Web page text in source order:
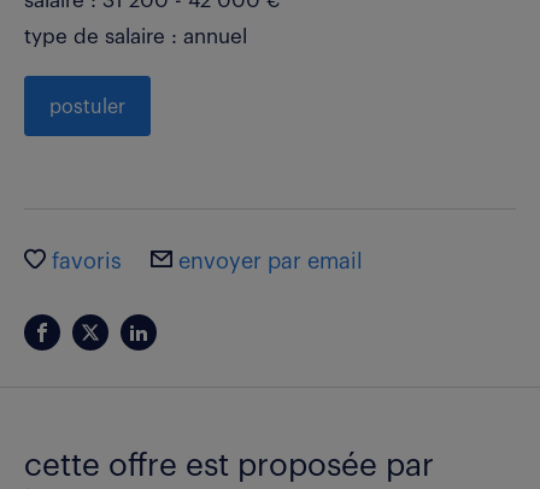
type de salaire : annuel
postuler
favoris envoyer par email
cette offre est proposée par